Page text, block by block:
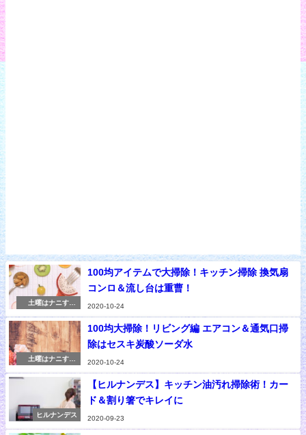
土曜はナニす
100均アイテムで大掃除！キッチン掃除 換気扇
コンロ＆流し台は重曹！
2020-10-24
土曜はナニす
100均大掃除！リビング編 エアコン＆通気口掃
除はセスキ炭酸ソーダ水
2020-10-24
ヒルナンデス
【ヒルナンデス】キッチン油汚れ掃除術！カー
ド＆割り箸でキレイに
2020-09-23